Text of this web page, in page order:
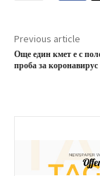
Previous article
Още един кмет е с
проба за коронавирус